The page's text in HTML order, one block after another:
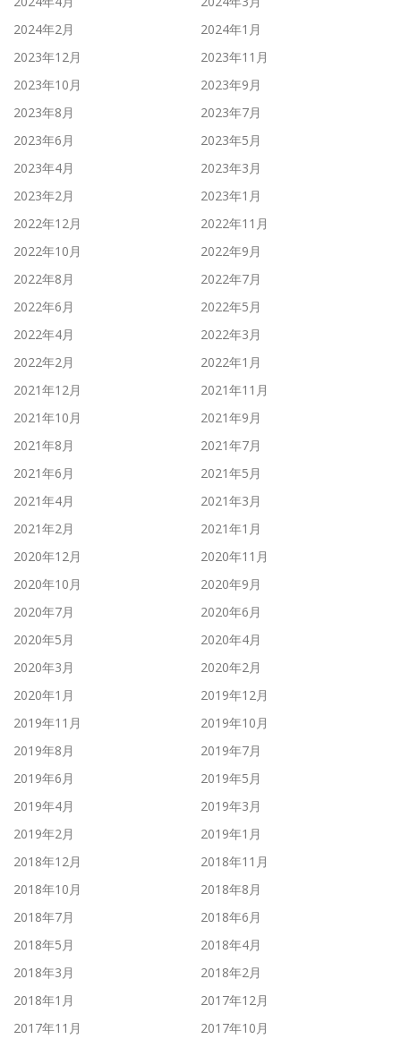
2024年2月
2024年1月
2023年12月
2023年11月
2023年10月
2023年9月
2023年8月
2023年7月
2023年6月
2023年5月
2023年4月
2023年3月
2023年2月
2023年1月
2022年12月
2022年11月
2022年10月
2022年9月
2022年8月
2022年7月
2022年6月
2022年5月
2022年4月
2022年3月
2022年2月
2022年1月
2021年12月
2021年11月
2021年10月
2021年9月
2021年8月
2021年7月
2021年6月
2021年5月
2021年4月
2021年3月
2021年2月
2021年1月
2020年12月
2020年11月
2020年10月
2020年9月
2020年7月
2020年6月
2020年5月
2020年4月
2020年3月
2020年2月
2020年1月
2019年12月
2019年11月
2019年10月
2019年8月
2019年7月
2019年6月
2019年5月
2019年4月
2019年3月
2019年2月
2019年1月
2018年12月
2018年11月
2018年10月
2018年8月
2018年7月
2018年6月
2018年5月
2018年4月
2018年3月
2018年2月
2018年1月
2017年12月
2017年11月
2017年10月